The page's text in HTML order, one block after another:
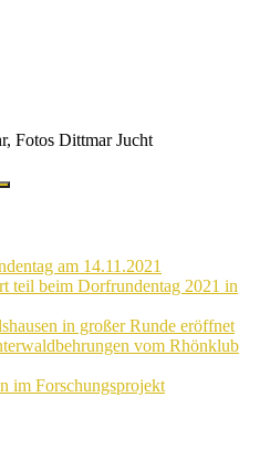
Fotos Dittmar Jucht
am 14.11.2021
teil beim Dorfrundentag 2021 in
in großer Runde eröffnet
vom Rhönklub
im Forschungsprojekt